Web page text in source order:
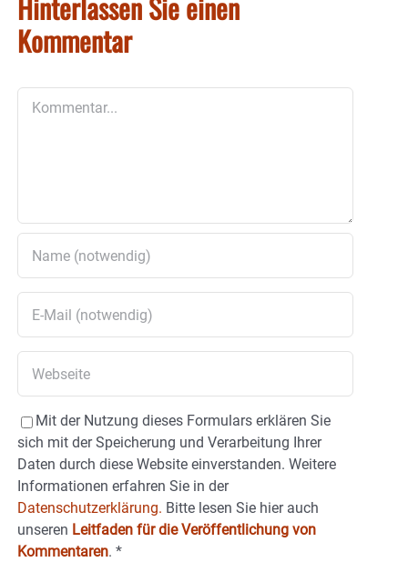
Kommentar
Mit der Nutzung dieses Formulars erklären Sie
sich mit der Speicherung und Verarbeitung Ihrer
Daten durch diese Website einverstanden. Weitere
Informationen erfahren Sie in der
Datenschutzerklärung. Bitte lesen Sie hier auch
unseren Leitfaden für die Veröffentlichung von
Kommentaren. *